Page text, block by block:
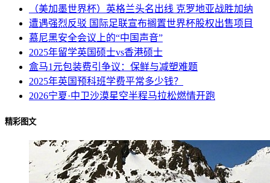
（美加墨世界杯）英格兰头名出线 克罗地亚战胜加纳
遭遇强烈反驳 国际足联宣布搁置世界杯股权出售项目
慕尼黑安全会议上的“中国声音”
2025年留学英国硕士vs香港硕士
盒马1元包装费引争议：保鲜与减塑难题
2025年英国预科班学费平常多少钱？
2026宁夏·中卫沙漠星空半程马拉松燃情开跑
精彩图文